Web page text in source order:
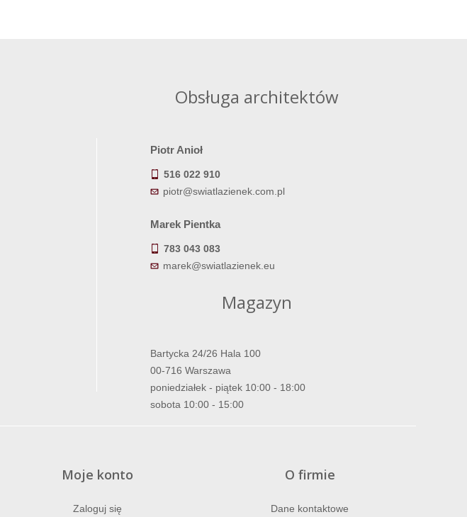
Obsługa architektów
Piotr Anioł
516 022 910
piotr@swiatlazienek.com.pl
Marek Pientka
783 043 083
marek@swiatlazienek.eu
Magazyn
Bartycka 24/26 Hala 100
00-716 Warszawa
poniedziałek - piątek 10:00 - 18:00
sobota 10:00 - 15:00
Moje konto
Zaloguj się
O firmie
Dane kontaktowe